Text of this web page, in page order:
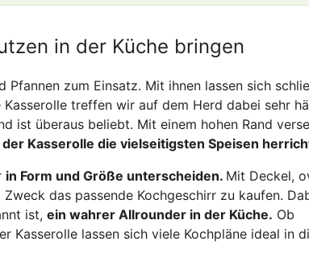
in der Küche bringen
zum Einsatz. Mit ihnen lassen sich
Kasserolle treffen wir auf dem Herd dabei sehr
ist überaus beliebt. Mit einem hohen Rand
der Kasserolle die vielseitigsten Speisen
in Form und Größe unterscheiden. Mit Deckel,
das passende Kochgeschirr zu kaufen.
ist, ein wahrer Allrounder in der Küche. Ob
Kasserolle lassen sich viele Kochpläne ideal in